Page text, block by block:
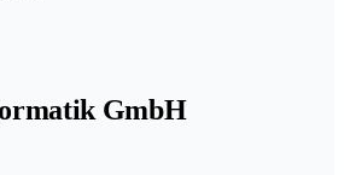
GmbH